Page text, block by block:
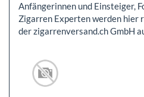
Anfängerinnen und Einsteiger,
Zigarren Experten werden hier
der zigarrenversand.ch GmbH